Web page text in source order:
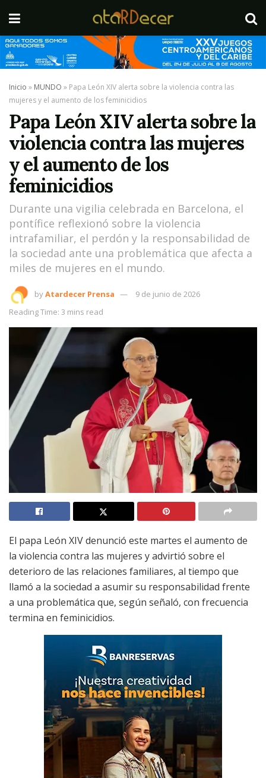
Inicio » MUNDO » Papa León XIV alerta sobre la violencia contra las
mujeres y el aumento de los feminicidios
Papa León XIV alerta sobre la
violencia contra las mujeres
y el aumento de los
feminicidios
Durante una vigilia celebrada en Barcelona, el
pontífice reflexionó sobre la violencia
intrafamiliar, el perdón y la responsabilidad de
la sociedad ante una problemática que afecta a
miles de mujeres en el mundo.
byAtardecer Prensa
9 de junio de 2026
Reading Time: 3 mins read
El papa León XIV denunció este martes el aumento de
la violencia contra las mujeres y advirtió sobre el
deterioro de las relaciones familiares, al tiempo que
llamó a la sociedad a asumir su responsabilidad frente
a una problemática que, según señaló, con frecuencia
termina en feminicidios.